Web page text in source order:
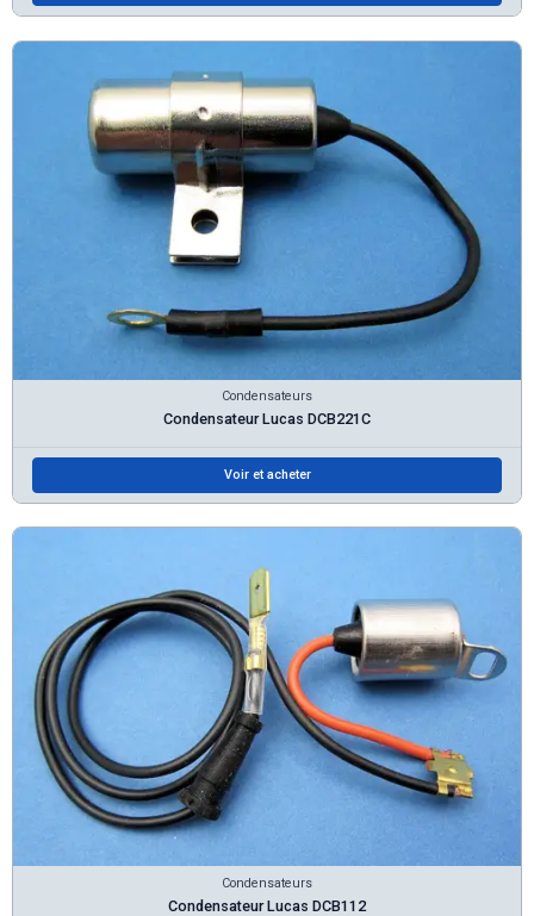
Condensateurs
Condensateur Lucas DCB221C
Voir et acheter
Condensateurs
Condensateur Lucas DCB112